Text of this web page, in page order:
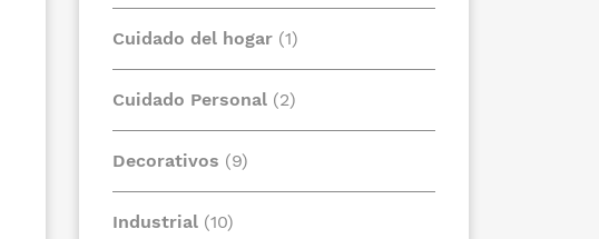
Cuidado del hogar (1)
Cuidado Personal (2)
Decorativos (9)
Industrial (10)